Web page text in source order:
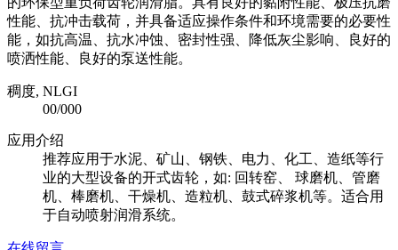
性能、抗冲击载荷，并具备适应操作条件和环境需要的必要性
能，如抗高温、抗水冲蚀、密封性强、降低灰尘影响、良好的
喷洒性能、良好的泵送性能。
稠度, NLGI
00/000
应用介绍
推荐应用于水泥、矿山、钢铁、电力、化工、造纸等行
业的大型设备的开式齿轮，如: 回转窑、 球磨机、管磨
机、棒磨机、干燥机、造粒机、鼓式碎浆机等。适合用
于自动喷射润滑系统。